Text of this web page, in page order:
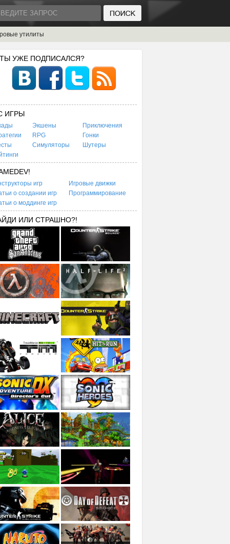
утилиты
УЖЕ ПОДПИСАЛСЯ?
ИГРЫ
Экшены
Приключения
RPG
Гонки
Симуляторы
Шутеры
игр
Игровые движки
о создании игр
Программирование
о моддинге игр
ИЛИ СТРАШНО?!